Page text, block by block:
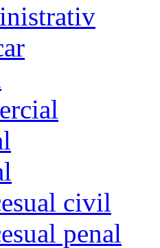
civil
penal